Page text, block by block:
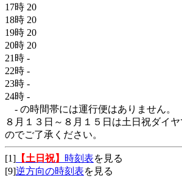
17時 20
18時 20
19時 20
20時 20
21時 -
22時 -
23時 -
24時 -
- の時間帯には運行便はありません。
８月１３日～８月１５日は土日祝ダイ
のでご了承ください。
[1] 【土日祝】 時刻表を見る
[9]逆方向の時刻表を見る